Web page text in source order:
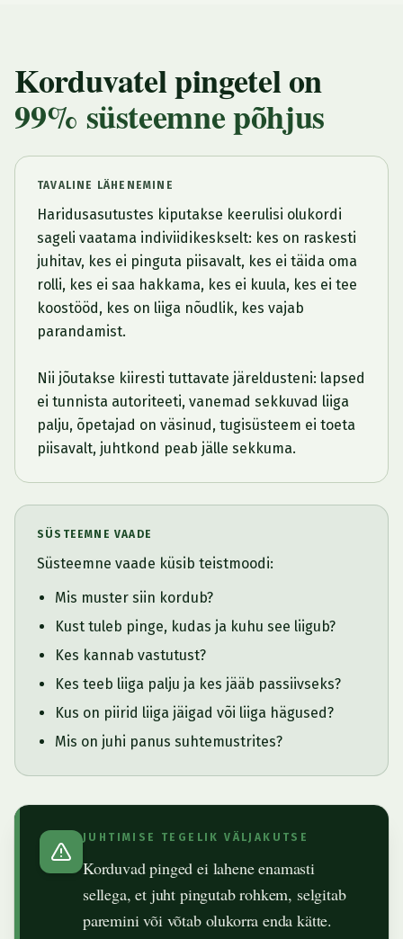
Korduvatel pingetel on
99% süsteemne põhjus
TAVALINE LÄHENEMINE
Haridusasutustes kiputakse keerulisi olukordi
sageli vaatama indiviidikeskselt: kes on raskesti
juhitav, kes ei pinguta piisavalt, kes ei täida oma
rolli, kes ei saa hakkama, kes ei kuula, kes ei tee
koostööd, kes on liiga nõudlik, kes vajab
parandamist.
Nii jõutakse kiiresti tuttavate järeldusteni: lapsed
ei tunnista autoriteeti, vanemad sekkuvad liiga
palju, õpetajad on väsinud, tugisüsteem ei toeta
piisavalt, juhtkond peab jälle sekkuma.
SÜSTEEMNE VAADE
Süsteemne vaade küsib teistmoodi:
Mis muster siin kordub?
Kust tuleb pinge, kudas ja kuhu see liigub?
Kes kannab vastutust?
Kes teeb liiga palju ja kes jääb passiivseks?
Kus on piirid liiga jäigad või liiga hägused?
Mis on juhi panus suhtemustrites?
JUHTIMISE TEGELIK VÄLJAKUTSE
Korduvad pinged ei lahene enamasti
sellega, et juht pingutab rohkem, selgitab
paremini või võtab olukorra enda kätte.